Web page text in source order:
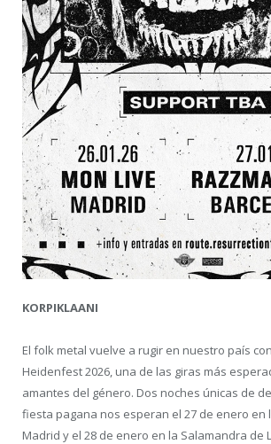
KORPIKLAANI
El folk metal vuelve a rugir en nuestro país
Heidenfest 2026, una de las giras más
amantes del género. Dos noches únicas de
fiesta pagana nos esperan el 27 de enero en
Madrid y el 28 de enero en la Salamandra de